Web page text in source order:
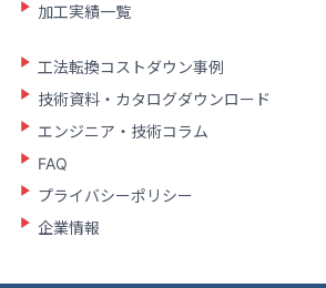
加工実績一覧
工法転換コストダウン事例
技術資料・カタログダウンロード
エンジニア・技術コラム
FAQ
プライバシーポリシー
企業情報